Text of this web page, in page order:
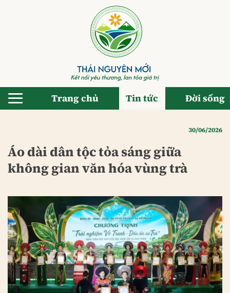
Trang chủ Tin tức Đời sống
30/06/2026
Áo dài dân tộc tỏa sáng giữa
không gian văn hóa vùng trà